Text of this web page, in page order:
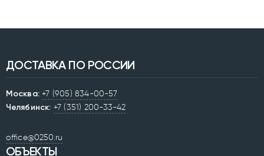
ДОСТАВКА ПО РОССИИ
Москва: +7 (905) 834-00-57
Челябинск: +7 (351) 200-33-42
office@0250.ru
ОБЪЕКТЫ